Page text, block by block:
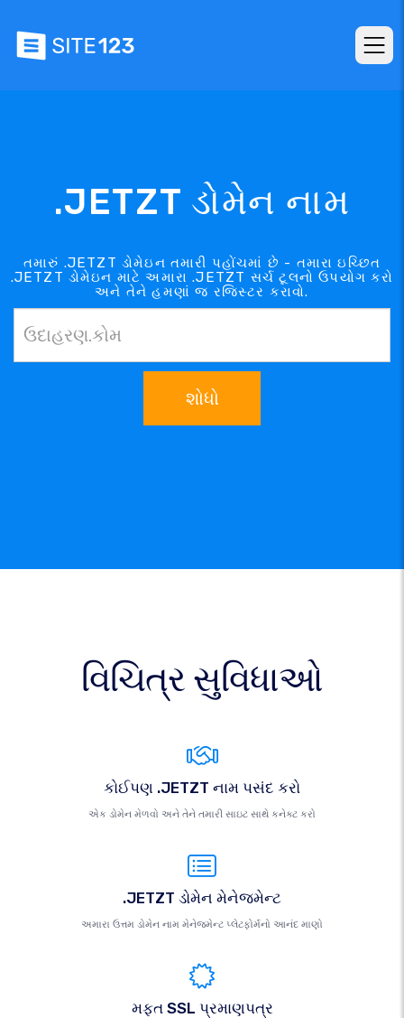
.JETZT ડોમેન નામ
તમારું .JETZT ડોમેઇન તમારી પહોંચમાં છે - તમારા ઇચ્છિત
.JETZT ડોમેઇન માટે અમારા .JETZT સર્ચ ટૂલનો ઉપયોગ કરો
અને તેને હમણાં જ રજિસ્ટર કરાવો.
શોધો
વિચિત્ર સુવિધાઓ
કોઈપણ .JETZT નામ પસંદ કરો
એક ડોમેન મેળવો અને તેને તમારી સાઇટ સાથે કનેક્ટ કરો
.JETZT ડોમેન મેનેજમેન્ટ
અમારા ઉત્તમ ડોમેન નામ મેનેજમેન્ટ પ્લેટફોર્મનો આનંદ માણો
મફત SSL પ્રમાણપત્ર